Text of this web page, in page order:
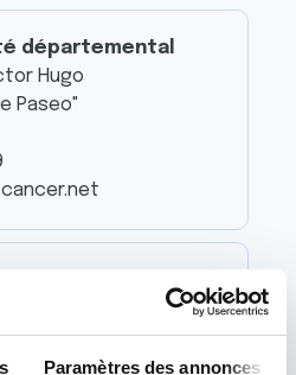
Paramètres des annonces
départemental
Hugo
Paseo"
MARSAN